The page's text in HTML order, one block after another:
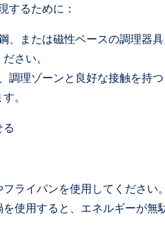
するために：
、または磁性ベースの調理器
さい。
調理ゾーンと良好な接触を持
。
ライパンを使用してくださ
使用すると、エネルギーが無